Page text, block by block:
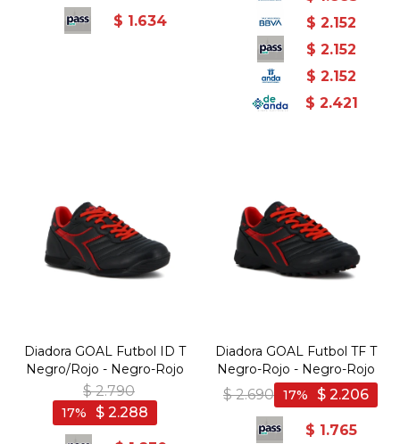
$ 1.634
$ 2.152
$ 2.152
$ 2.152
$ 2.421
Diadora GOAL Futbol ID T
Negro/Rojo - Negro-Rojo
$ 2.790
$ 2.288
17
Diadora GOAL Futbol TF T
Negro-Rojo - Negro-Rojo
$ 2.690 $ 2.206
17
$ 1.765